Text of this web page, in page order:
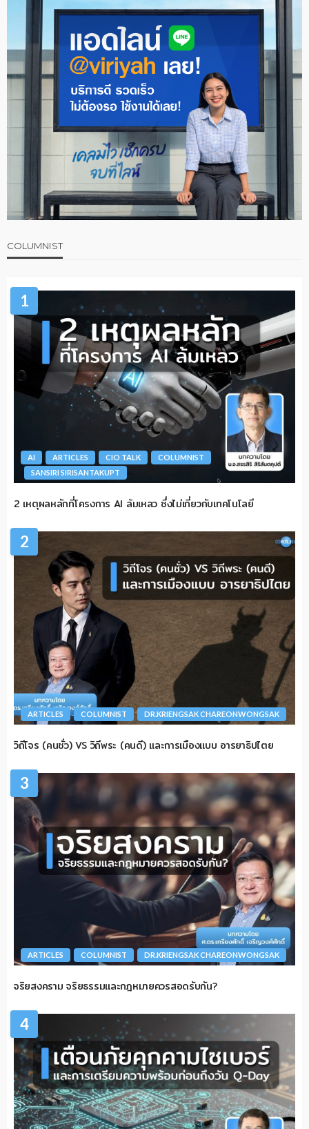
COLUMNIST
1
AI ARTICLES CIO TALK
COLUMNIST
SANSIRI SIRISANTAKUPT
2 เหตุผลหลักที่โครงการ AI ล้มเหลว ซึ่งไม่เกี่ยวกับเทคโนโลยี
2
ARTICLES COLUMNIST DR.KRIENGSAK CHAREONWONGSAK
วิถีโจร (คนชั่ว) VS วิถีพระ (คนดี) และการเมืองแบบ อารยาธิปไตย
3
ARTICLES COLUMNIST DR.KRIENGSAK CHAREONWONGSAK
จริยสงคราม จริยธรรมและกฎหมายควรสอดรับกัน?
4